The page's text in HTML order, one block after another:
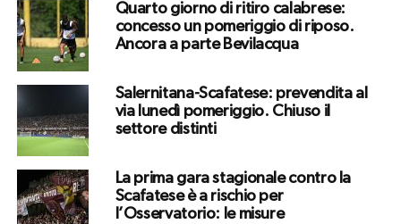
Quarto giorno di ritiro calabrese:
concesso un pomeriggio di riposo.
Ancora a parte Bevilacqua
Salernitana-Scafatese: prevendita al
via lunedì pomeriggio. Chiuso il
settore distinti
La prima gara stagionale contro la
Scafatese è a rischio per
l’Osservatorio: le misure